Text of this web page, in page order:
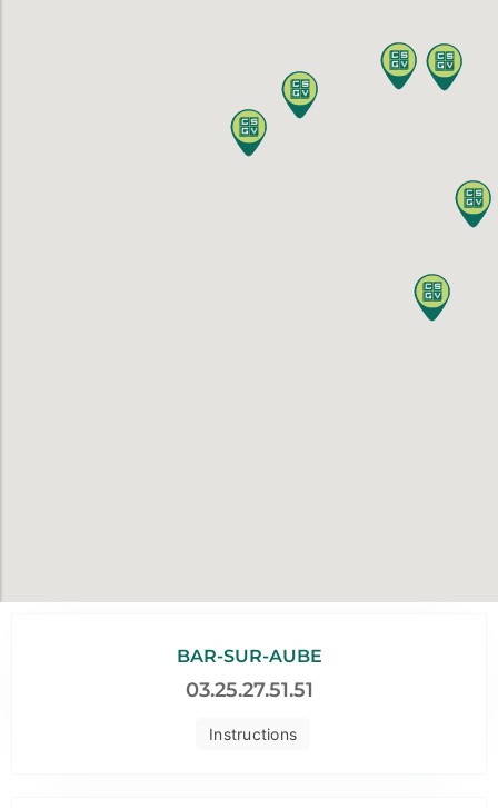
Instructions
BAR-SUR-AUBE
03.25.27.51.51